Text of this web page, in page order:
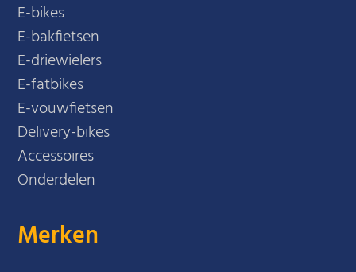
E-bikes
E-bakfietsen
E-driewielers
E-fatbikes
E-vouwfietsen
Delivery-bikes
Accessoires
Onderdelen
Merken